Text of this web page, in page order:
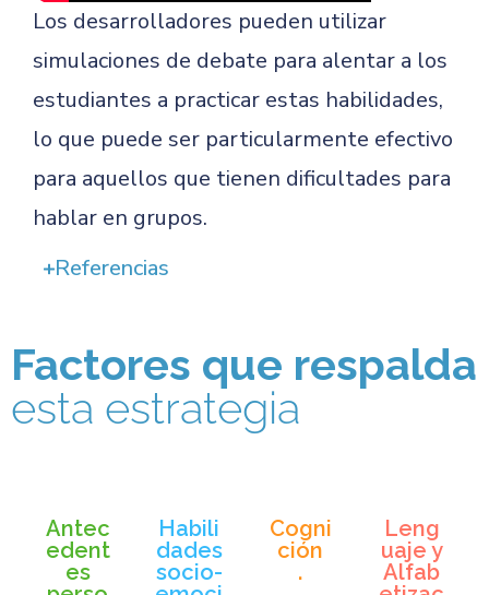
Los desarrolladores pueden utilizar
simulaciones de debate para alentar a los
estudiantes a practicar estas habilidades,
lo que puede ser particularmente efectivo
para aquellos que tienen dificultades para
hablar en grupos.
Referencias
Factores que respalda
esta estrategia
Antec
edent
es
Habili
dades
socio-
Cogni
ción
.
Leng
uaje y
Alfab